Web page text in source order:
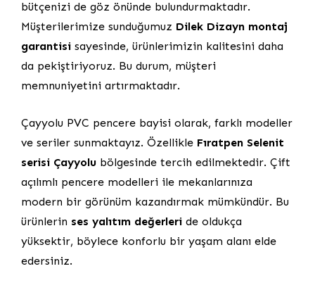
bütçenizi de göz önünde bulundurmaktadır.
Müşterilerimize sunduğumuz Dilek Dizayn montaj
garantisi sayesinde, ürünlerimizin kalitesini daha
da pekiştiriyoruz. Bu durum, müşteri
memnuniyetini artırmaktadır.
Çayyolu PVC pencere bayisi olarak, farklı modeller
ve seriler sunmaktayız. Özellikle Fıratpen Selenit
serisi Çayyolu bölgesinde tercih edilmektedir. Çift
açılımlı pencere modelleri ile mekanlarınıza
modern bir görünüm kazandırmak mümkündür. Bu
ürünlerin ses yalıtım değerleri de oldukça
yüksektir, böylece konforlu bir yaşam alanı elde
edersiniz.